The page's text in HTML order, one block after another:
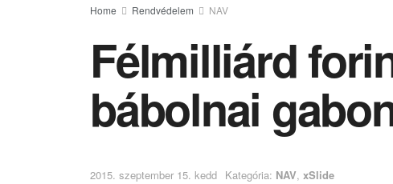
Home Rendvédelem NAV
Félmilliárd
bábolnai
2015. szeptember 15. kedd Kategória: NAV, xSlide